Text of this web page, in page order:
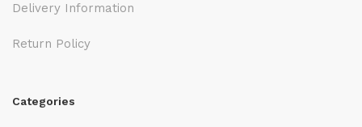
Delivery Information
Return Policy
Categories